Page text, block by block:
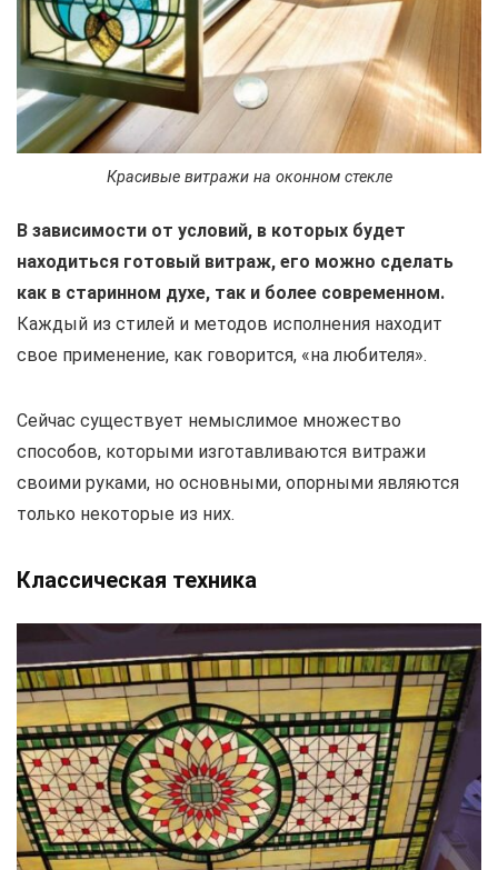
Красивые витражи на оконном стекле
В зависимости от условий, в которых будет
находиться готовый витраж, его можно сделать
как в старинном духе, так и более современном.
Каждый из стилей и методов исполнения находит
свое применение, как говорится, «на любителя».
Сейчас существует немыслимое множество
способов, которыми изготавливаются витражи
своими руками, но основными, опорными являются
только некоторые из них.
Классическая техника